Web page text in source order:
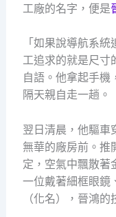
工廠的名字，便是
「如果說導航系
工追求的就是尺寸
自語。他拿起手機
隔天親自走一趟。
翌日清晨，他驅車
無華的廠房前。推
定，空氣中飄散著
一位戴著細框眼
（化名），晉鴻的